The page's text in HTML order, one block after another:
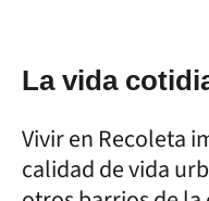
La vida
Vivir en Recoleta
calidad de vida